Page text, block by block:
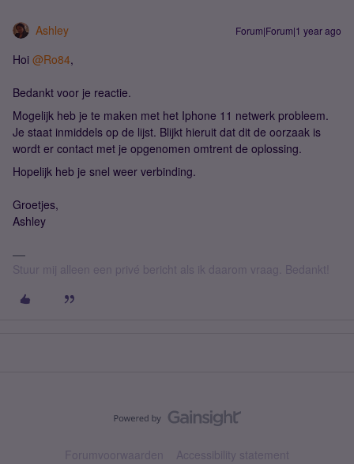
Ashley Forum|Forum|1 year ago
Hoi @Ro84,
Bedankt voor je reactie.
Mogelijk heb je te maken met het Iphone 11 netwerk probleem.
Je staat inmiddels op de lijst. Blijkt hieruit dat dit de oorzaak is
wordt er contact met je opgenomen omtrent de oplossing.
Hopelijk heb je snel weer verbinding.
Groetjes,
Ashley
Stuur mij alleen een privé bericht als ik daarom vraag. Bedankt!
Forumvoorwaarden Accessibility statement